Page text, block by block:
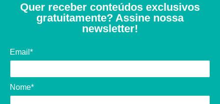
Quer receber conteúdos exclusivos
gratuitamente? Assine nossa
newsletter!
Email*
Nome*